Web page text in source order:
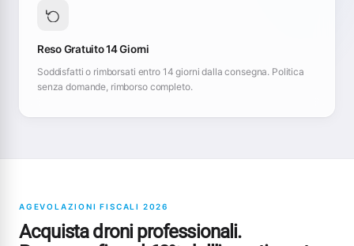
Reso Gratuito 14 Giorni
Soddisfatti o rimborsati entro 14 giorni dalla consegna. Politica
senza domande, rimborso completo.
AGEVOLAZIONI FISCALI 2026
Acquista droni professionali.